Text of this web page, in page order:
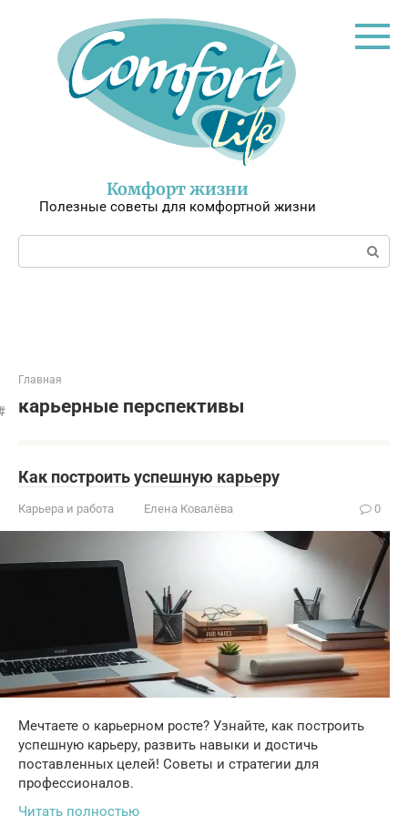
Комфорт жизни
Полезные советы для комфортной жизни
Поиск:
Главная
карьерные перспективы
Как построить успешную карьеру
Карьера и работа Елена Ковалёва 0
Мечтаете о карьерном росте? Узнайте, как построить
успешную карьеру, развить навыки и достичь
поставленных целей! Советы и стратегии для
профессионалов.
Читать полностью